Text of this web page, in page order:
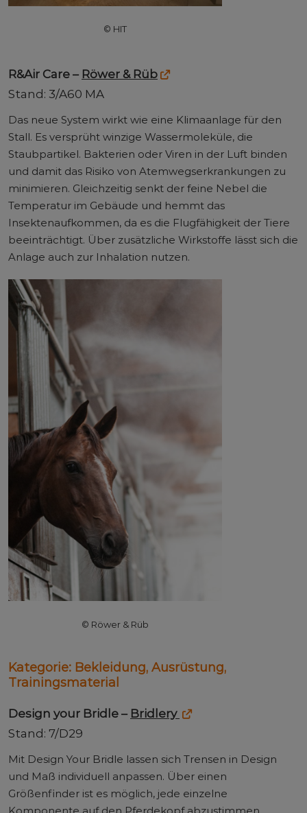
© HIT
R&Air Care – Röwer & Rüb
Stand: 3/A60 MA
Das neue System wirkt wie eine Klimaanlage für den
Stall. Es versprüht winzige Wassermoleküle, die
Staubpartikel. Bakterien oder Viren in der Luft binden
und damit das Risiko von Atemwegserkrankungen zu
minimieren. Gleichzeitig senkt der feine Nebel die
Temperatur im Gebäude und hemmt das
Insektenaufkommen, da es die Flugfähigkeit der Tiere
beeinträchtigt. Über zusätzliche Wirkstoffe lässt sich die
Anlage auch zur Inhalation nutzen.
© Röwer & Rüb
Kategorie: Bekleidung, Ausrüstung,
Trainingsmaterial
Design your Bridle – Bridlery
Stand: 7/D29
Mit Design Your Bridle lassen sich Trensen in Design
und Maß individuell anpassen. Über einen
Größenfinder ist es möglich, jede einzelne
Komponente auf den Pferdekopf abzustimmen.